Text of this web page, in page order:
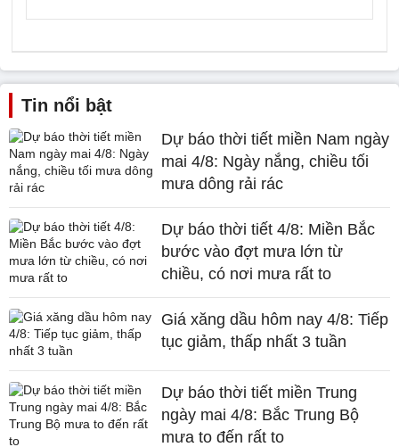
Tin nổi bật
Dự báo thời tiết miền Nam ngày
mai 4/8: Ngày nắng, chiều tối
mưa dông rải rác
Dự báo thời tiết 4/8: Miền Bắc
bước vào đợt mưa lớn từ
chiều, có nơi mưa rất to
Giá xăng dầu hôm nay 4/8: Tiếp
tục giảm, thấp nhất 3 tuần
Dự báo thời tiết miền Trung
ngày mai 4/8: Bắc Trung Bộ
mưa to đến rất to